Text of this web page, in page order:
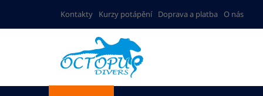
obsah
Kontakty Kurzy potápění Doprava a platba O nás